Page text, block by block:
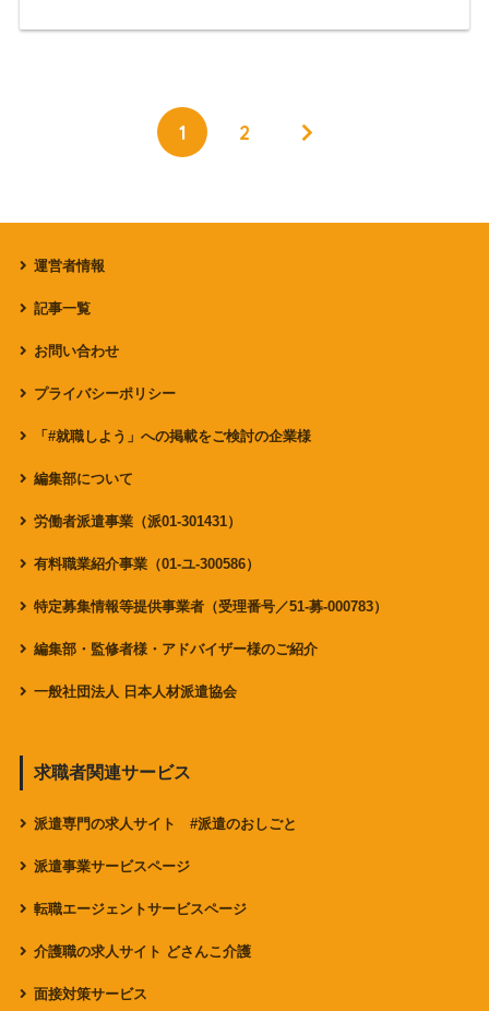
1 2
運営者情報
記事一覧
お問い合わせ
プライバシーポリシー
「#就職しよう」への掲載をご検討の企業様
編集部について
労働者派遣事業（派01-301431）
有料職業紹介事業（01-ユ-300586）
特定募集情報等提供事業者（受理番号／51-募-000783）
編集部・監修者様・アドバイザー様のご紹介
一般社団法人 日本人材派遣協会
求職者関連サービス
派遣専門の求人サイト #派遣のおしごと
派遣事業サービスページ
転職エージェントサービスページ
介護職の求人サイト どさんこ介護
面接対策サービス